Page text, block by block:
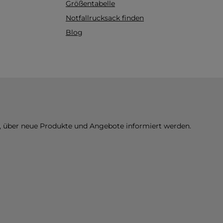
Größe S BOSO Einmal
Blutdruckmanschette Größe M
Blutdruckmanschette Größe L
Größentabelle
Notfallrucksack finden
Blog
neue Produkte und Angebote informiert werden.